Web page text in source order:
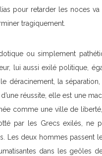
pour retarder les noces
tragiquement.
ou simplement
lui aussi exilé politique,
déracinement, la séparation,
réussite, elle est une
comme une ville de
par les Grecs exilés, ne
Les deux hommes passent
dans les geôles